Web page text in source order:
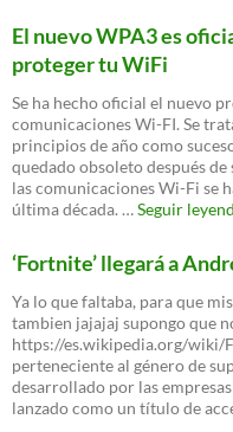
El nuevo WPA3 es
proteger tu WiFi
Se ha hecho oficial el nuevo
comunicaciones Wi-FI. Se
principios de año como
quedado obsoleto después de
las comunicaciones Wi-Fi se
última década. …Seguir
‘Fortnite’ llegará a
Ya lo que faltaba, para que
tambien jajajaj supongo que
https://es.wikipedia.org/wiki/
perteneciente al género de
desarrollado por las
lanzado como un título de